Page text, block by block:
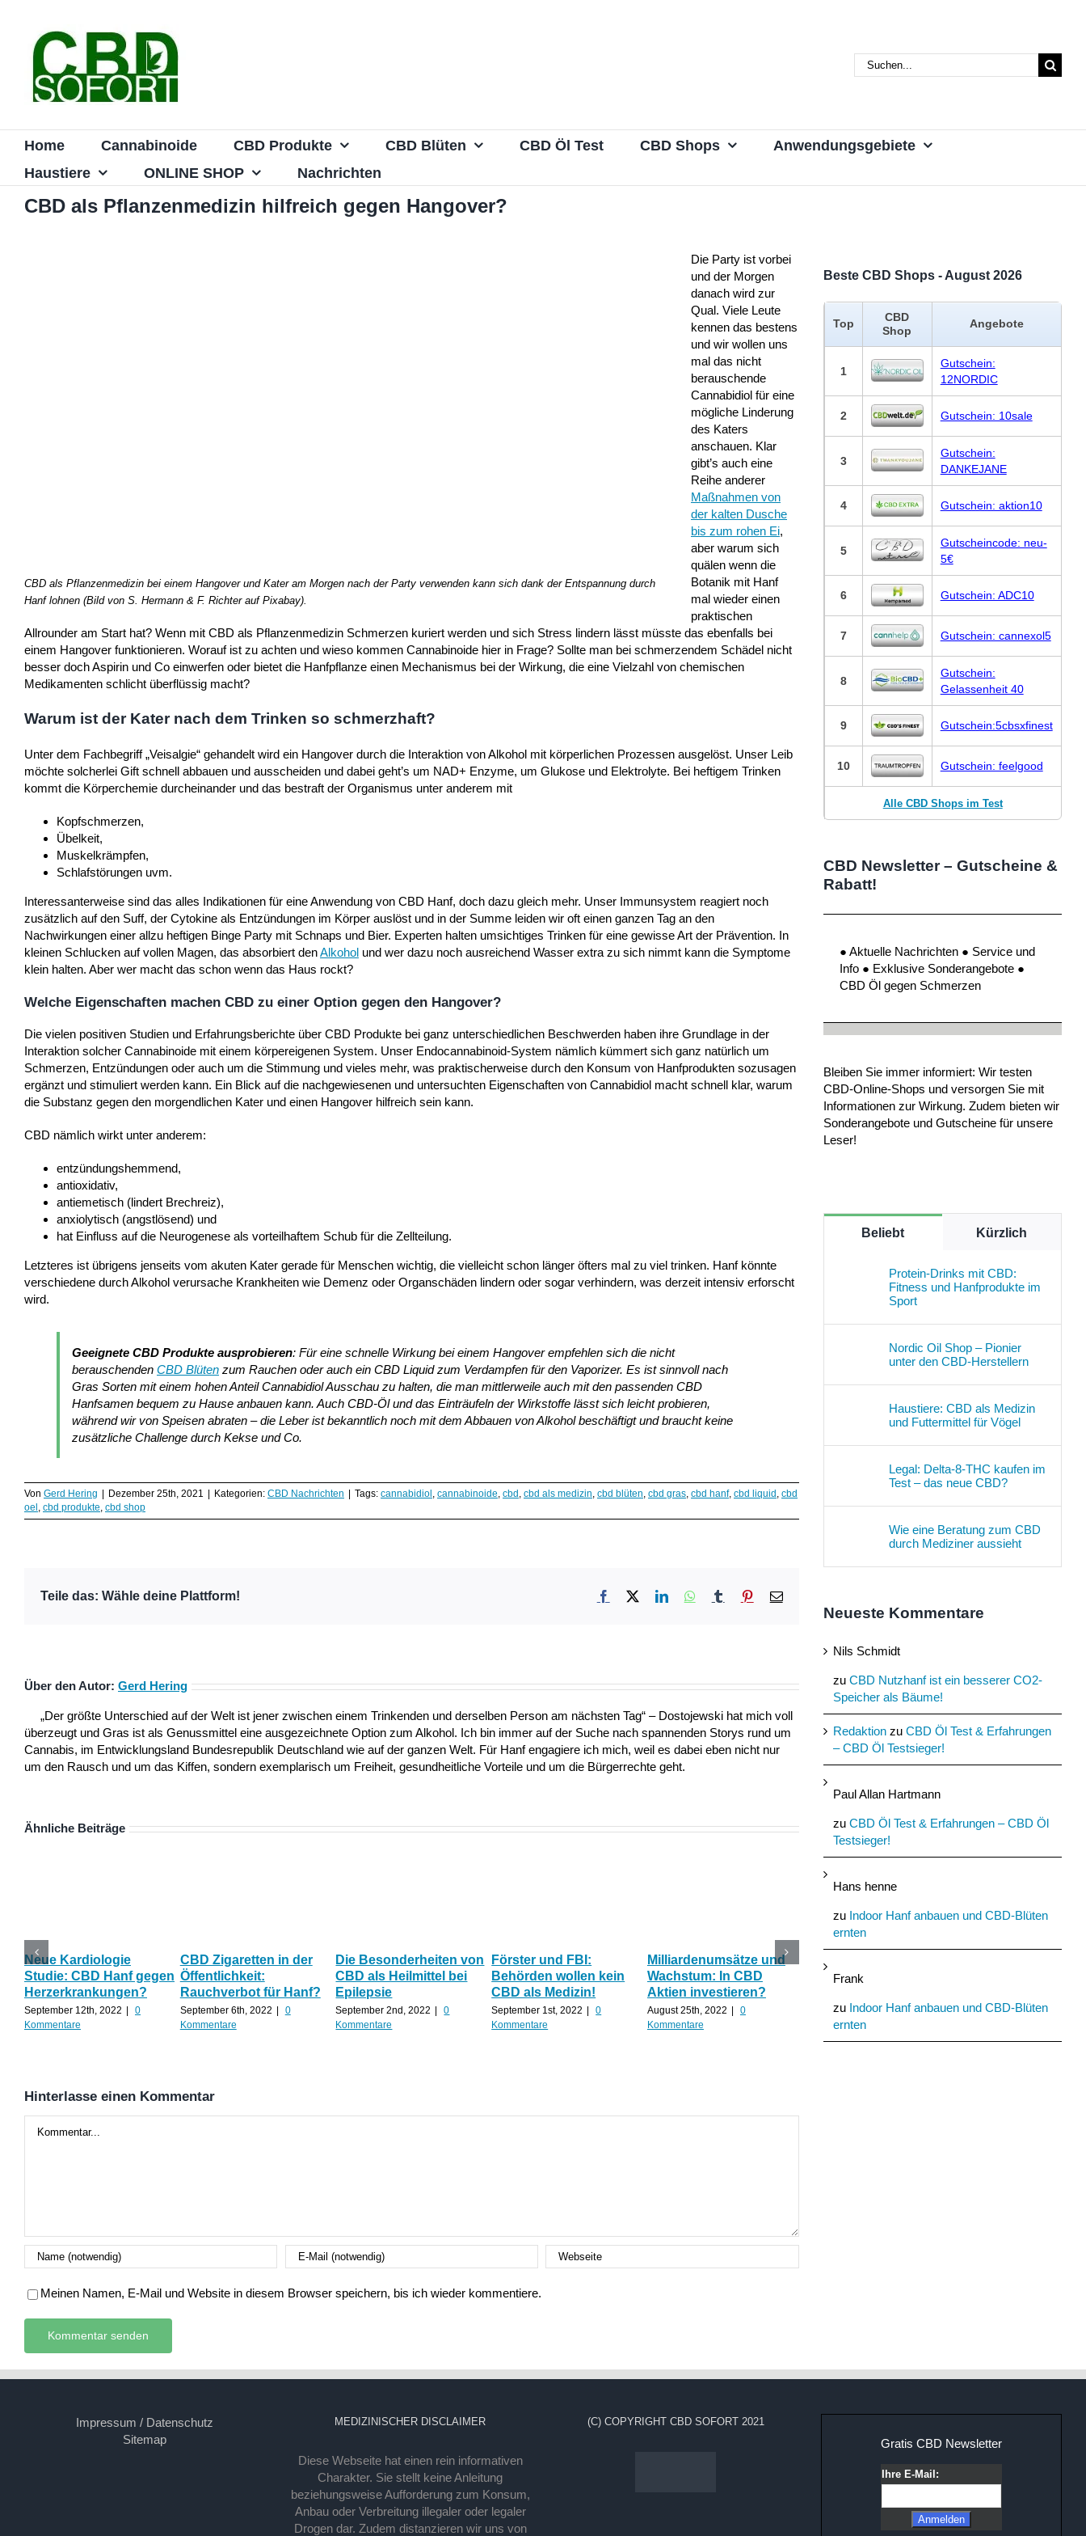
springen
Suche
nach:
Home Cannabinoide CBD Produkte CBD Blüten CBD Öl Test CBD Shops
Anwendungsgebiete
Haustiere
ONLINE SHOP Nachrichten
CBD als Pflanzenmedizin hilfreich gegen Hangover?
CBD als Pflanzenmedizin bei einem Hangover und Kater am Morgen nach der Party verwenden kann sich dank der Entspannung durch
Hanf lohnen (Bild von S. Hermann & F. Richter auf Pixabay).
Die Party ist vorbei
und der Morgen
danach wird zur
Qual. Viele Leute
kennen das bestens
und wir wollen uns
mal das nicht
berauschende
Cannabidiol für eine
mögliche Linderung
des Katers
anschauen. Klar
gibt’s auch eine
Reihe anderer
Maßnahmen von
der kalten Dusche
bis zum rohen Ei,
aber warum sich
quälen wenn die
Botanik mit Hanf
mal wieder einen
praktischen
Allrounder am Start hat? Wenn mit CBD als Pflanzenmedizin Schmerzen kuriert werden und sich Stress lindern lässt müsste das ebenfalls bei
einem Hangover funktionieren. Worauf ist zu achten und wieso kommen Cannabinoide hier in Frage? Sollte man bei schmerzendem Schädel nicht
besser doch Aspirin und Co einwerfen oder bietet die Hanfpflanze einen Mechanismus bei der Wirkung, die eine Vielzahl von chemischen
Medikamenten schlicht überflüssig macht?
Warum ist der Kater nach dem Trinken so schmerzhaft?
Unter dem Fachbegriff „Veisalgie“ gehandelt wird ein Hangover durch die Interaktion von Alkohol mit körperlichen Prozessen ausgelöst. Unser Leib
möchte solcherlei Gift schnell abbauen und ausscheiden und dabei geht’s um NAD+ Enzyme, um Glukose und Elektrolyte. Bei heftigem Trinken
kommt die Körperchemie durcheinander und das bestraft der Organismus unter anderem mit
Kopfschmerzen,
Übelkeit,
Muskelkrämpfen,
Schlafstörungen uvm.
Interessanterweise sind das alles Indikationen für eine Anwendung von CBD Hanf, doch dazu gleich mehr. Unser Immunsystem reagiert noch
zusätzlich auf den Suff, der Cytokine als Entzündungen im Körper auslöst und in der Summe leiden wir oft einen ganzen Tag an den
Nachwirkungen einer allzu heftigen Binge Party mit Schnaps und Bier. Experten halten umsichtiges Trinken für eine gewisse Art der Prävention. In
kleinen Schlucken auf vollen Magen, das absorbiert denAlkohol und wer dazu noch ausreichend Wasser extra zu sich nimmt kann die Symptome
klein halten. Aber wer macht das schon wenn das Haus rockt?
Welche Eigenschaften machen CBD zu einer Option gegen den Hangover?
Die vielen positiven Studien und Erfahrungsberichte über CBD Produkte bei ganz unterschiedlichen Beschwerden haben ihre Grundlage in der
Interaktion solcher Cannabinoide mit einem körpereigenen System. Unser Endocannabinoid-System nämlich kümmert sich ganz natürlich um
Schmerzen, Entzündungen oder auch um die Stimmung und vieles mehr, was praktischerweise durch den Konsum von Hanfprodukten sozusagen
ergänzt und stimuliert werden kann. Ein Blick auf die nachgewiesenen und untersuchten Eigenschaften von Cannabidiol macht schnell klar, warum
die Substanz gegen den morgendlichen Kater und einen Hangover hilfreich sein kann.
CBD nämlich wirkt unter anderem:
entzündungshemmend,
antioxidativ,
antiemetisch (lindert Brechreiz),
anxiolytisch (angstlösend) und
hat Einfluss auf die Neurogenese als vorteilhaftem Schub für die Zellteilung.
Letzteres ist übrigens jenseits vom akuten Kater gerade für Menschen wichtig, die vielleicht schon länger öfters mal zu viel trinken. Hanf könnte
verschiedene durch Alkohol verursache Krankheiten wie Demenz oder Organschäden lindern oder sogar verhindern, was derzeit intensiv erforscht
wird.
Geeignete CBD Produkte ausprobieren: Für eine schnelle Wirkung bei einem Hangover empfehlen sich die nicht
berauschenden CBD Blüten zum Rauchen oder auch ein CBD Liquid zum Verdampfen für den Vaporizer. Es ist sinnvoll nach
Gras Sorten mit einem hohen Anteil Cannabidiol Ausschau zu halten, die man mittlerweile auch mit den passenden CBD
Hanfsamen bequem zu Hause anbauen kann. Auch CBD-Öl und das Einträufeln der Wirkstoffe lässt sich leicht probieren,
während wir von Speisen abraten – die Leber ist bekanntlich noch mit dem Abbauen von Alkohol beschäftigt und braucht keine
zusätzliche Challenge durch Kekse und Co.
Von Gerd Hering | Dezember 25th, 2021 | Kategorien: CBD Nachrichten | Tags: cannabidiol, cannabinoide, cbd, cbd als medizin, cbd blüten, cbd gras, cbd hanf, cbd liquid, cbd
oel, cbd produkte, cbd shop
Teile das: Wähle deine Plattform! Facebook
X LinkedInWhatsApp
TumblrPinterest
E-
Über den Autor: Gerd Hering
„Der größte Unterschied auf der Welt ist jener zwischen einem Trinkenden und derselben Person am nächsten Tag“ – Dostojewski hat mich voll
überzeugt und Gras ist als Genussmittel eine ausgezeichnete Option zum Alkohol. Ich bin immer auf der Suche nach spannenden Storys rund um
Cannabis, im Entwicklungsland Bundesrepublik Deutschland wie auf der ganzen Welt. Für Hanf engagiere ich mich, weil es dabei eben nicht nur
um den Rausch und um das Kiffen, sondern exemplarisch um Freiheit, gesundheitliche Vorteile und um die Bürgerrechte geht.
Ähnliche Beiträge
Neue Kardiologie
Studie: CBD Hanf gegen
Herzerkrankungen?
September 12th, 2022 |
0
Kommentare
CBD Zigaretten in der
Öffentlichkeit:
Rauchverbot für Hanf?
September 6th, 2022 |
0
Kommentare
Die Besonderheiten von
CBD als Heilmittel bei
Epilepsie
September 2nd, 2022 |
0
Kommentare
Förster und FBI:
Behörden wollen kein
CBD als Medizin!
September 1st, 2022 |
0
Kommentare
Milliardenumsätze und
Wachstum: In CBD
Aktien investieren?
August 25th, 2022 |
0
Kommentare
hilfreich ist CBD Hanf
August 24th, 2022 | 0
Kommentare
Baumaterial
Kommentare
Hinterlasse einen Kommentar
Meinen Namen, E-Mail und Website in diesem Browser speichern, bis ich wieder kommentiere.
Beste CBD Shops - August 2026
Top
CBD
Shop
Angebote
1
Gutschein:
12NORDIC
2 Gutschein: 10sale
3
Gutschein:
DANKEJANE
4 Gutschein: aktion10
5
Gutscheincode: neu-
5€
6 Gutschein: ADC10
7 Gutschein: cannexol5
8
Gutschein:
Gelassenheit 40
9 Gutschein:5cbsxfinest
10 Gutschein: feelgood
Alle CBD Shops im Test
CBD Newsletter – Gutscheine &
Rabatt!
● Aktuelle Nachrichten ● Service und
Info ● Exklusive Sonderangebote ●
CBD Öl gegen Schmerzen
Bleiben Sie immer informiert: Wir testen
CBD-Online-Shops und versorgen Sie mit
Informationen zur Wirkung. Zudem bieten wir
Sonderangebote und Gutscheine für unsere
Leser!
Beliebt Kürzlich
Protein-Drinks mit CBD:
Fitness und Hanfprodukte im
Sport
Nordic Oil Shop – Pionier
unter den CBD-Herstellern
Haustiere: CBD als Medizin
und Futtermittel für Vögel
Legal: Delta-8-THC kaufen im
Test – das neue CBD?
Wie eine Beratung zum CBD
durch Mediziner aussieht
Neueste Kommentare
Nils Schmidt
zu CBD Nutzhanf ist ein besserer CO2-
Speicher als Bäume!
Redaktion zu CBD Öl Test & Erfahrungen
– CBD Öl Testsieger!
Paul Allan Hartmann
zu CBD Öl Test & Erfahrungen – CBD Öl
Testsieger!
Hans henne
zu Indoor Hanf anbauen und CBD-Blüten
ernten
Frank
zu Indoor Hanf anbauen und CBD-Blüten
ernten
Impressum / Datenschutz
Sitemap
MEDIZINISCHER DISCLAIMER
Diese Webseite hat einen rein informativen
Charakter. Sie stellt keine Anleitung
beziehungsweise Aufforderung zum Konsum,
Anbau oder Verbreitung illegaler oder legaler
Drogen dar. Zudem distanzieren wir uns von
(C) COPYRIGHT CBD SOFORT 2021
Gratis CBD Newsletter
Ihre E-Mail: